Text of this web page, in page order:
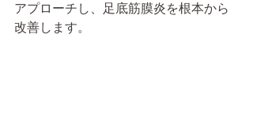
アプローチし、足底筋膜炎を根本から
改善します。